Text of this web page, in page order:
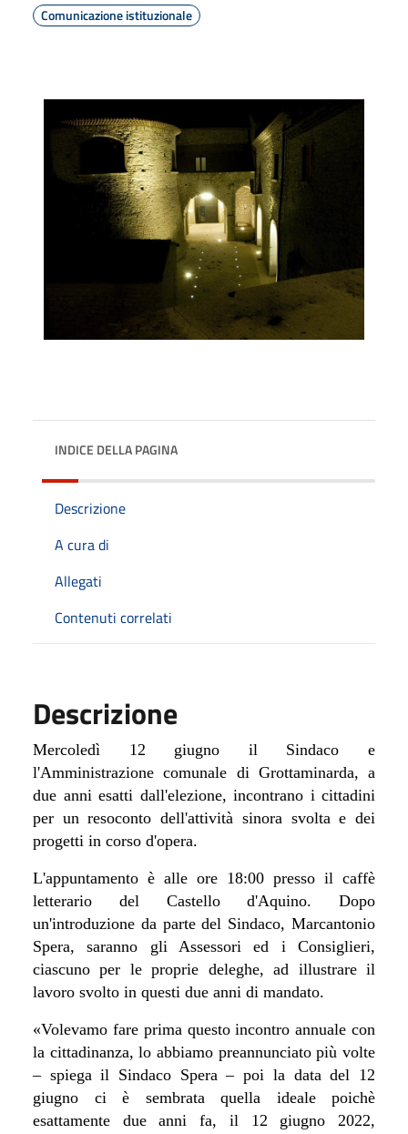
Comunicazione istituzionale
INDICE DELLA PAGINA
Descrizione
A cura di
Allegati
Contenuti correlati
Descrizione
Mercoledì 12 giugno il Sindaco e
l'Amministrazione comunale di Grottaminarda, a
due anni esatti dall'elezione, incontrano i cittadini
per un resoconto dell'attività sinora svolta e dei
progetti in corso d'opera.
L'appuntamento è alle ore 18:00 presso il caffè
letterario del Castello d'Aquino. Dopo
un'introduzione da parte del Sindaco, Marcantonio
Spera, saranno gli Assessori ed i Consiglieri,
ciascuno per le proprie deleghe, ad illustrare il
lavoro svolto in questi due anni di mandato.
«Volevamo fare prima questo incontro annuale con
la cittadinanza, lo abbiamo preannunciato più volte
– spiega il Sindaco Spera – poi la data del 12
giugno ci è sembrata quella ideale poichè
esattamente due anni fa, il 12 giugno 2022,